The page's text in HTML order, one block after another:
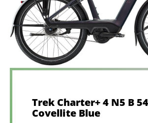
Trek Charter+ 4 N5 B
Covellite Blue